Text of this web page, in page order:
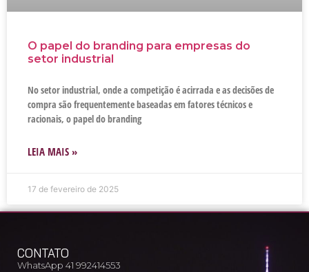
O papel do branding para empresas do
setor industrial
No setor industrial, onde a competição é acirrada e as decisões de
compra são frequentemente baseadas em fatores técnicos e
racionais, o papel do branding
LEIA MAIS »
17 de fevereiro de 2025
CONTATO
WhatsApp 41 992414553